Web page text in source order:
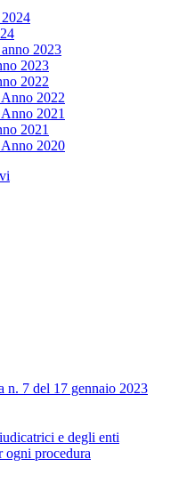
2023
2023
2022
2022
2021
2021
2020
n. 7 del 17 gennaio 2023
e degli enti
ogni procedura